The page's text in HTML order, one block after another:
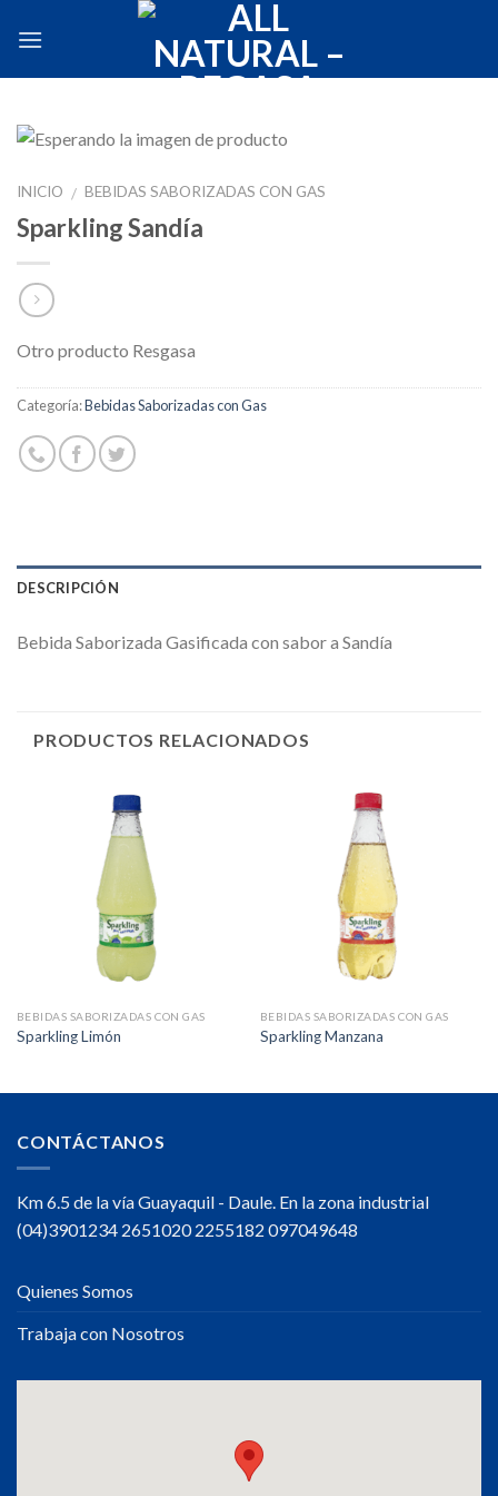
INICIO / BEBIDAS SABORIZADAS CON GAS
Sparkling Sandía
Otro producto Resgasa
Categoría:Bebidas Saborizadas con Gas
DESCRIPCIÓN
Bebida Saborizada Gasificada con sabor a Sandía
PRODUCTOS RELACIONADOS
BEBIDAS SABORIZADAS CON GAS
Sparkling Limón
BEBIDAS SABORIZADAS CON GAS
Sparkling Manzana
CONTÁCTANOS
Km 6.5 de la vía Guayaquil - Daule. En la zona industrial
(04)3901234 2651020 2255182 097049648
Quienes Somos
Trabaja con Nosotros